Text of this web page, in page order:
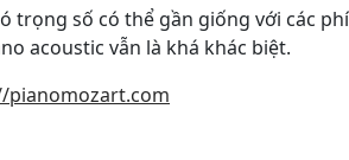
trọng số có thể gần giống với các
acoustic vẫn là khá khác biệt.
pianomozart.com